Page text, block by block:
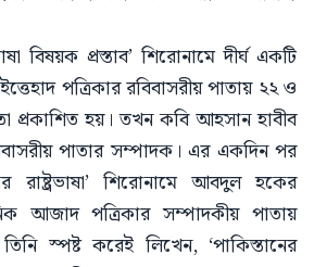
বিষয়ক প্রস্তাব’ শিরোনামে দীর্ঘ একটি
পত্রিকার রবিবাসরীয় পাতায় ২২ ও
প্রকাশিত হয়। তখন কবি আহসান হাবীব
পাতার সম্পাদক। এর একদিন পর
রাষ্ট্রভাষা’ শিরোনামে আবদুল হকের
আজাদ পত্রিকার সম্পাদকীয় পাতায়
স্পষ্ট করেই লিখেন, ‘পাকিস্তানের